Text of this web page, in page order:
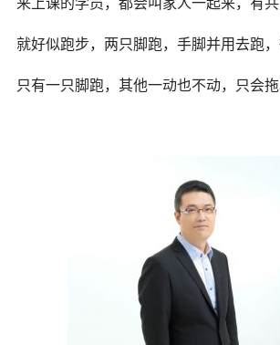
来上课的学员，都会叫家人一起来，有共
就好似跑步，两只脚跑，手脚并用去跑，
只有一只脚跑，其他一动也不动，只会拖